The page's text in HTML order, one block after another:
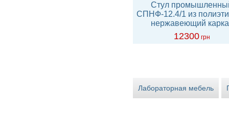
Стул
СПНФ-12.4/1 из
нержавеющий
12300 грн
Лабораторная мебель